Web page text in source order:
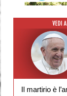
Il martirio è